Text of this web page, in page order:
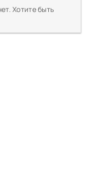
Хотите быть